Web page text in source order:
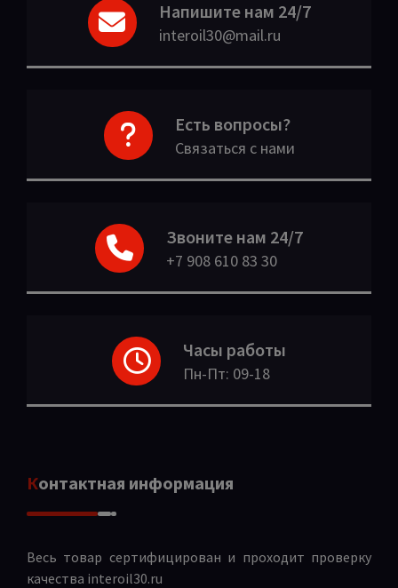
Напишите нам 24/7
interoil30@mail.ru
Есть вопросы?
Связаться с нами
Звоните нам 24/7
+7 908 610 83 30
Часы работы
Пн-Пт: 09-18
Контактная информация
Весь товар сертифицирован и проходит проверку
качества interoil30.ru